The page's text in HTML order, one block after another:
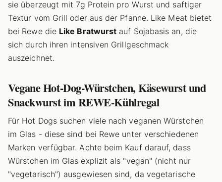
sie überzeugt mit 7g Protein pro Wurst und saftiger
Textur vom Grill oder aus der Pfanne. Like Meat bietet
bei Rewe die Like Bratwurst auf Sojabasis an, die
sich durch ihren intensiven Grillgeschmack
auszeichnet.
Vegane Hot-Dog-Würstchen, Käsewurst und
Snackwurst im REWE-Kühlregal
Für Hot Dogs suchen viele nach veganen Würstchen
im Glas - diese sind bei Rewe unter verschiedenen
Marken verfügbar. Achte beim Kauf darauf, dass
Würstchen im Glas explizit als "vegan" (nicht nur
"vegetarisch") ausgewiesen sind, da vegetarische